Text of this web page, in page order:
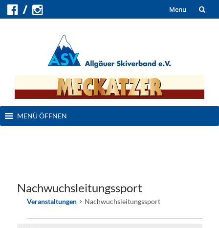
Menu
content
to
MENÜ ÖFFNEN
Nachwuchsleitungssport
Veranstaltungen Nachwuchsleitungssport